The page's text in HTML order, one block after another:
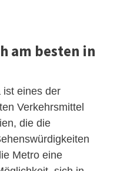
am besten in
ist eines der
Verkehrsmittel
die die
Metro eine